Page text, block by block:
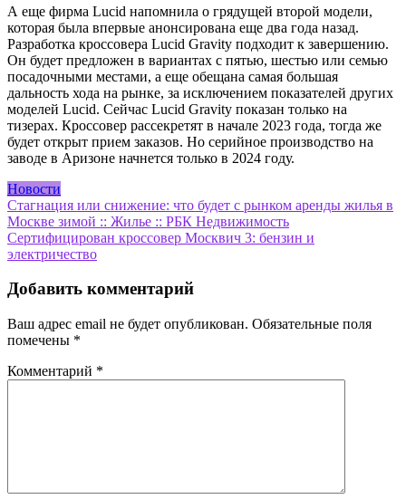
А еще фирма Lucid напомнила о грядущей второй модели,
которая была впервые анонсирована еще два года назад.
Разработка кроссовера Lucid Gravity подходит к завершению.
Он будет предложен в вариантах с пятью, шестью или семью
посадочными местами, а еще обещана самая большая
дальность хода на рынке, за исключением показателей других
моделей Lucid. Сейчас Lucid Gravity показан только на
тизерах. Кроссовер рассекретят в начале 2023 года, тогда же
будет открыт прием заказов. Но серийное производство на
заводе в Аризоне начнется только в 2024 году.
Новости
Навигация
по
записям
Стагнация или снижение: что будет с рынком аренды жилья в
Москве зимой :: Жилье :: РБК Недвижимость
Сертифицирован кроссовер Москвич 3: бензин и
электричество
Добавить комментарий
Ваш адрес email не будет опубликован. Обязательные поля
помечены *
Комментарий *